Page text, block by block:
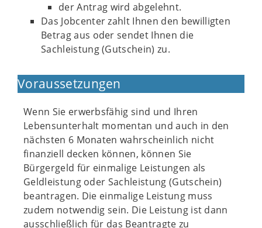
der Antrag wird abgelehnt.
Das Jobcenter zahlt Ihnen den bewilligten
Betrag aus oder sendet Ihnen die
Sachleistung (Gutschein) zu.
Voraussetzungen
Wenn Sie erwerbsfähig sind und Ihren
Lebensunterhalt momentan und auch in den
nächsten 6 Monaten wahrscheinlich nicht
finanziell decken können, können Sie
Bürgergeld für einmalige Leistungen als
Geldleistung oder Sachleistung (Gutschein)
beantragen. Die einmalige Leistung muss
zudem notwendig sein. Die Leistung ist dann
ausschließlich für das Beantragte zu